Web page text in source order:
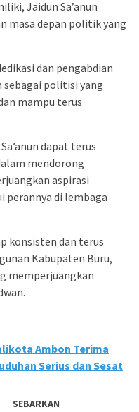
Jaidun Sa’anun
masa depan politik yang
dan pengabdian
sebagai politisi yang
mampu terus
dapat terus
mendorong
aspirasi
perannya di lembaga
konsisten dan terus
Kabupaten Buru,
memperjuangkan
Ambon Terima
Serius dan Sesat
SEBARKAN